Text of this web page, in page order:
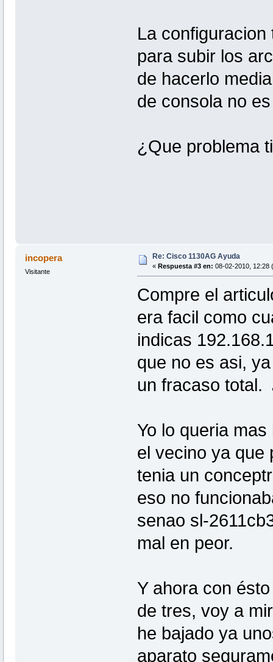
La
para subir los
de hacerlo
de consola no
¿Que problema
incopera
Visitante
Re: Cisco 1130AG Ayuda
« Respuesta #3 en: 08-02-2010, 12:28
Compre el
era facil como
indicas
que no es asi,
un fracaso total.
Yo lo queria
el vecino ya que
tenia un
eso no
senao sl-
mal en peor.
Y ahora con
de tres, voy a
he bajado ya
aparato